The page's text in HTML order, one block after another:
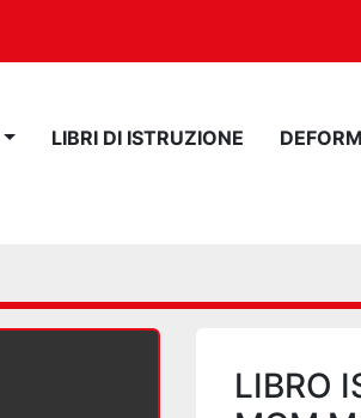
LIBRI DI ISTRUZIONE
LIBRO